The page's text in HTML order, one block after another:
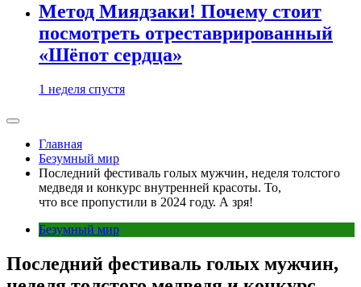
Метод Миядзаки! Почему стоит
посмотреть отреставрированный
«Шёпот сердца»
1 неделя спустя
Главная
Безумный мир
Последний фестиваль голых мужчин, неделя толстого
медведя и конкурс внутренней красоты. То,
что все пропустили в 2024 году. А зря!
Безумный мир
Последний фестиваль голых мужчин,